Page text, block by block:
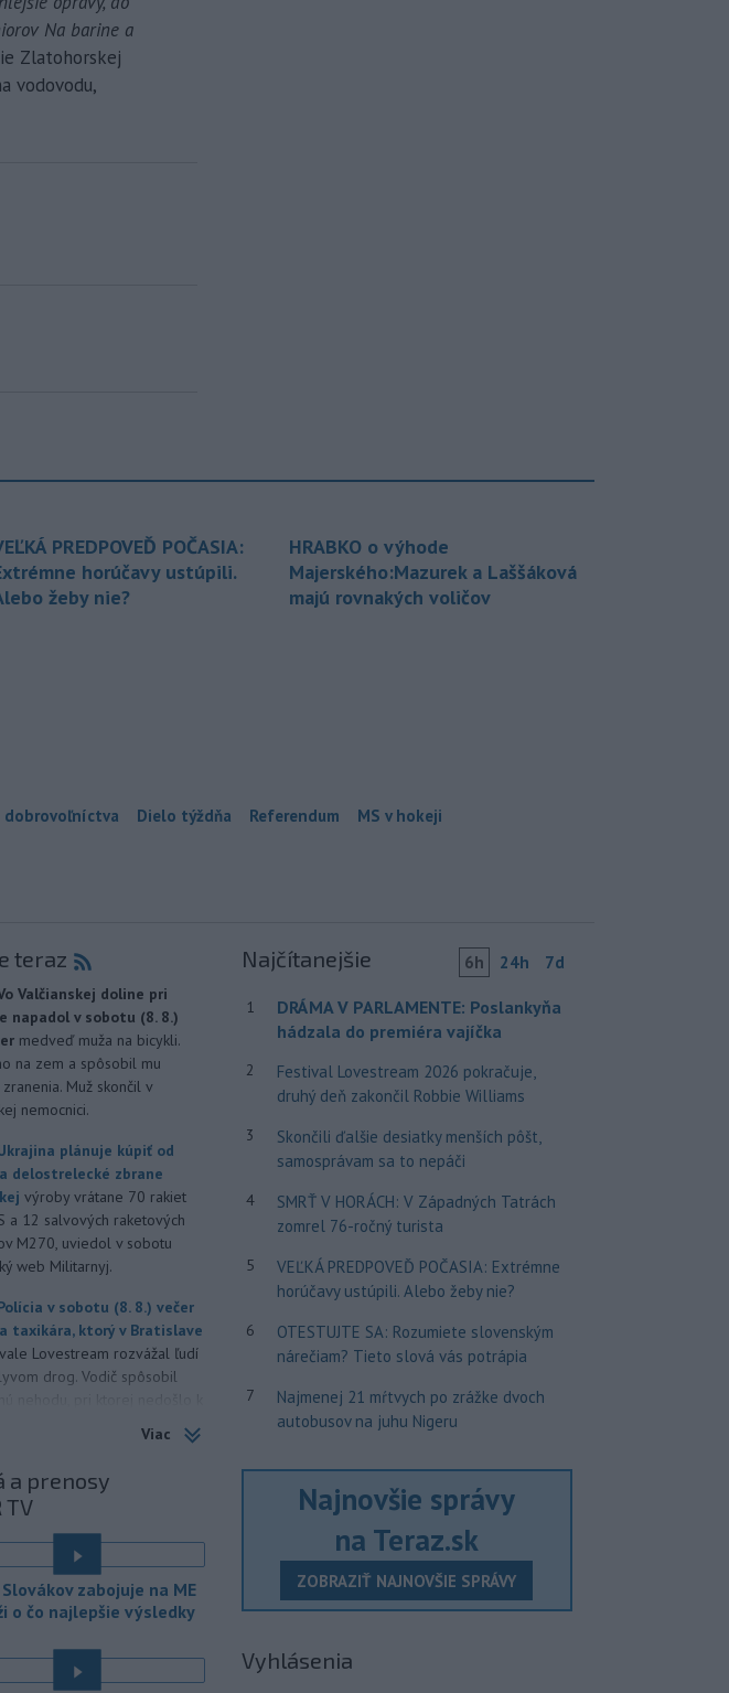
Na barine a
Zlatohorskej
vodovodu,
PREDPOVEĎ POČASIA:
horúčavy ustúpili.
žeby nie?
HRABKO o výhode
Majerského:Mazurek a Laššáková
majú rovnakých voličov
dobrovoľníctva Dielo týždňa Referendum MS v hokeji
teraz
Valčianskej doline pri
napadol v sobotu (8. 8.)
medveď muža na bicykli.
na zem a spôsobil mu
Muž skončil v
nemocnici.
plánuje kúpiť od
delostrelecké zbrane
výroby vrátane 70 rakiet
a 12 salvových raketových
M270, uviedol v sobotu
web Militarnyj.
v sobotu (8. 8.) večer
taxikára, ktorý v Bratislave
Lovestream rozvážal ľudí
drog. Vodič spôsobil
odhalila prítomnosť THC.
Revolučné gardy v
vyhlásili, že neotvoria
prieliv, kým Spojené štáty
všetky podmienky Teheránu
za vojnové
o tom informuje podľa
AFP.
Minister zdravotníctva
Viac
a prenosy
TV
zabojuje na ME
o čo najlepšie výsledky
Najčítanejšie 6h 24h 7d
1
DRÁMA V PARLAMENTE: Poslankyňa
hádzala do premiéra vajíčka
2
Festival Lovestream 2026 pokračuje,
druhý deň zakončil Robbie Williams
3
Skončili ďalšie desiatky menších pôšt,
samosprávam sa to nepáči
4
SMRŤ V HORÁCH: V Západných Tatrách
zomrel 76-ročný turista
5
VEĽKÁ PREDPOVEĎ POČASIA: Extrémne
horúčavy ustúpili. Alebo žeby nie?
6
OTESTUJTE SA: Rozumiete slovenským
nárečiam? Tieto slová vás potrápia
7
Najmenej 21 mŕtvych po zrážke dvoch
autobusov na juhu Nigeru
Najnovšie správy
na Teraz.sk
ZOBRAZIŤ NAJNOVŠIE SPRÁVY
Vyhlásenia